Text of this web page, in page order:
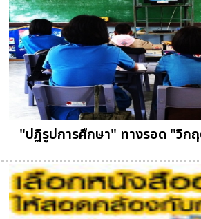
"ปฏิรูปการศึกษา" ทางรอด "วิก